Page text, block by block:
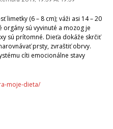
limetky (6 – 8 cm); váži asi 14 – 20
orgány sú vyvinuté a mozog je
sú prítomné. Dieťa dokáže skrčiť
prsty, zvraštiť obrvy.
cíti emocionálne stavy
moje-dieta/